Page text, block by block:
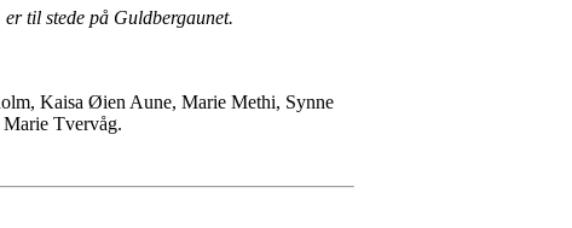
til stede på Guldbergaunet.
Kaisa Øien Aune, Marie Methi, Synne
Tvervåg.